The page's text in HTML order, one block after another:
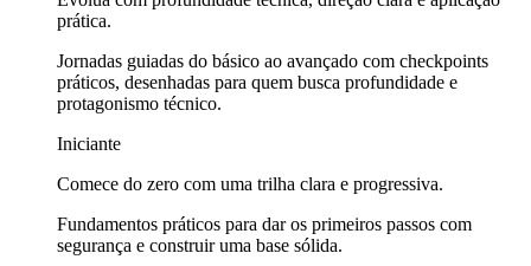
prática.
Jornadas guiadas do básico ao avançado com checkpoints
práticos, desenhadas para quem busca profundidade e
protagonismo técnico.
Iniciante
Comece do zero com uma trilha clara e progressiva.
Fundamentos práticos para dar os primeiros passos com
segurança e construir uma base sólida.